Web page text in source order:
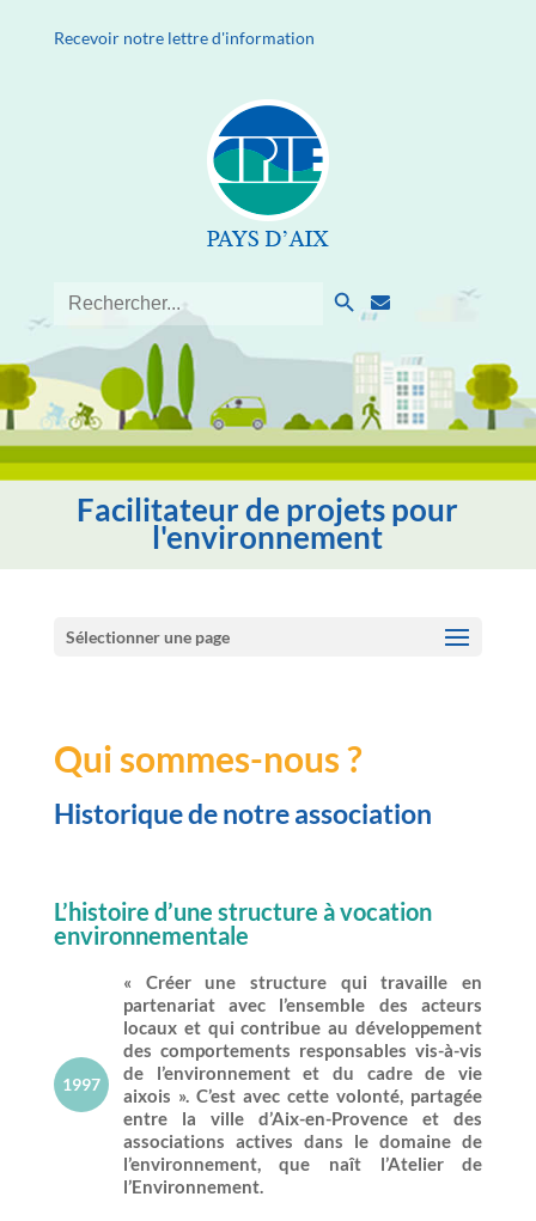
Recevoir notre lettre d'information
Search
for:
Facilitateur de projets pour
l'environnement
Sélectionner une page
Qui sommes-nous ?
Historique de notre association
L’histoire d’une structure à vocation
environnementale
1997
« Créer une structure qui travaille en
partenariat avec l’ensemble des acteurs
locaux et qui contribue au développement
des comportements responsables vis-à-vis
de l’environnement et du cadre de vie
aixois ». C’est avec cette volonté, partagée
entre la ville d’Aix-en-Provence et des
associations actives dans le domaine de
l’environnement, que naît l’Atelier de
l’Environnement.